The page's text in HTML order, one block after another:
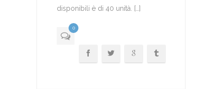
disponibili è di 40 unità. […]
0